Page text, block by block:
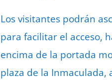
Los visitantes podrán
para facilitar el acceso,
encima de la portada
plaza de la Inmaculada,